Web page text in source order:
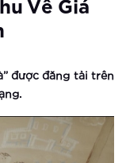
Về Giá
được đăng tải trên
viên thể
Nam Á
ra mắt phân khu
– không gian
Tây Hà Nội